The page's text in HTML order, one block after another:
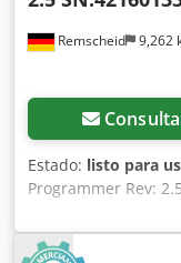
Remscheid 9,262
Estado: listo para
Programmer Rev:
100% funcional,
Sof